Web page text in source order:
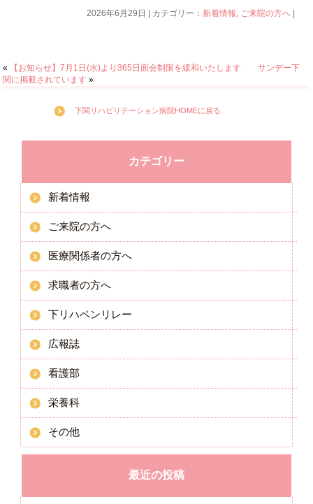
2026年6月29日 | カテゴリー： 新着情報, ご来院の方へ
« 【お知らせ】7月1日(水)より365日面会制限を緩和いたします
サンデー下
関に掲載されています »
下関リハビリテーション病院HOMEに戻る
カテゴリー
新着情報
ご来院の方へ
医療関係者の方へ
求職者の方へ
下リハペンリレー
広報誌
看護部
栄養科
その他
最近の投稿